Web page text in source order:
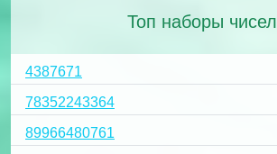
Топ наборы чисел
4387671
78352243364
89966480761